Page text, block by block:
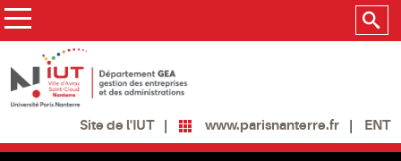
Site de l'IUT www.parisnanterre.fr ENT